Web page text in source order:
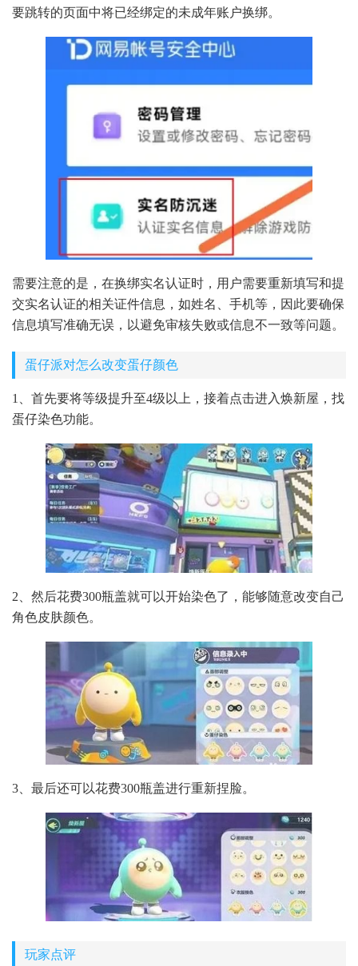
要跳转的页面中将已经绑定的未成年账户换绑。
需要注意的是，在换绑实名认证时，用户需要重新填写和提
交实名认证的相关证件信息，如姓名、手机等，因此要确保
信息填写准确无误，以避免审核失败或信息不一致等问题。
蛋仔派对怎么改变蛋仔颜色
1、首先要将等级提升至4级以上，接着点击进入焕新屋，找
蛋仔染色功能。
2、然后花费300瓶盖就可以开始染色了，能够随意改变自己
角色皮肤颜色。
3、最后还可以花费300瓶盖进行重新捏脸。
玩家点评